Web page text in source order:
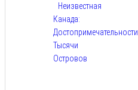
Неизвестная
Канада:
Достопримечательности
Тысячи
Островов